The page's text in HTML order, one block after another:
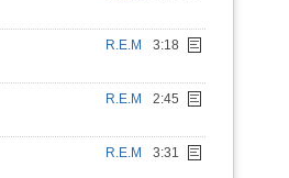
R.E.M 3:18
R.E.M 2:45
R.E.M 3:31